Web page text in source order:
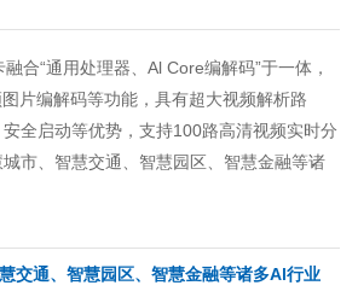
合“通用处理器、Al Core编解码”于一体，
片编解码等功能，具有超大视频解析路
全启动等优势，支持100路高清视频实时分
市、智慧交通、智慧园区、智慧金融等诸
交通、智慧园区、智慧金融等诸多Al行业